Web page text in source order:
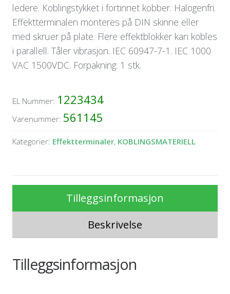
ledere. Koblingstykket i fortinnet kobber. Halogenfri.
Effektterminalen monteres på DIN skinne eller
med skruer på plate. Flere effektblokker kan kobles
i parallell. Tåler vibrasjon. IEC 60947-7-1. IEC 1000
VAC 1500VDC. Forpakning: 1 stk.
EL Nummer: 1223434
Varenummer: 561145
Kategorier: Effektterminaler, KOBLINGSMATERIELL
Tilleggsinformasjon
Beskrivelse
Tilleggsinformasjon